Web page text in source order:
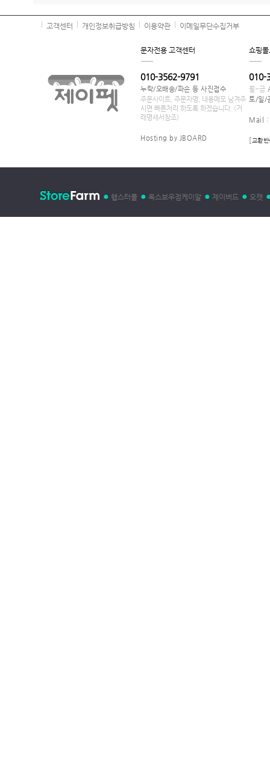
고객센터 개인정보취급방침 이용약관 이메일무단수집거부
문자전용 고객센터
010-3562-9791
누락/오배송/파손 등 사진접수
주문사이트, 주문자명, 내용메모 남겨주
시면 빠른처리 하도록 하겠습니다. (거
래명세서참조)
Hosting by JBOARD
쇼핑
010-
월~금
토/일/
Mail :
[교환
햄스터몰 옥스보우점케이알 제이버드 오캣